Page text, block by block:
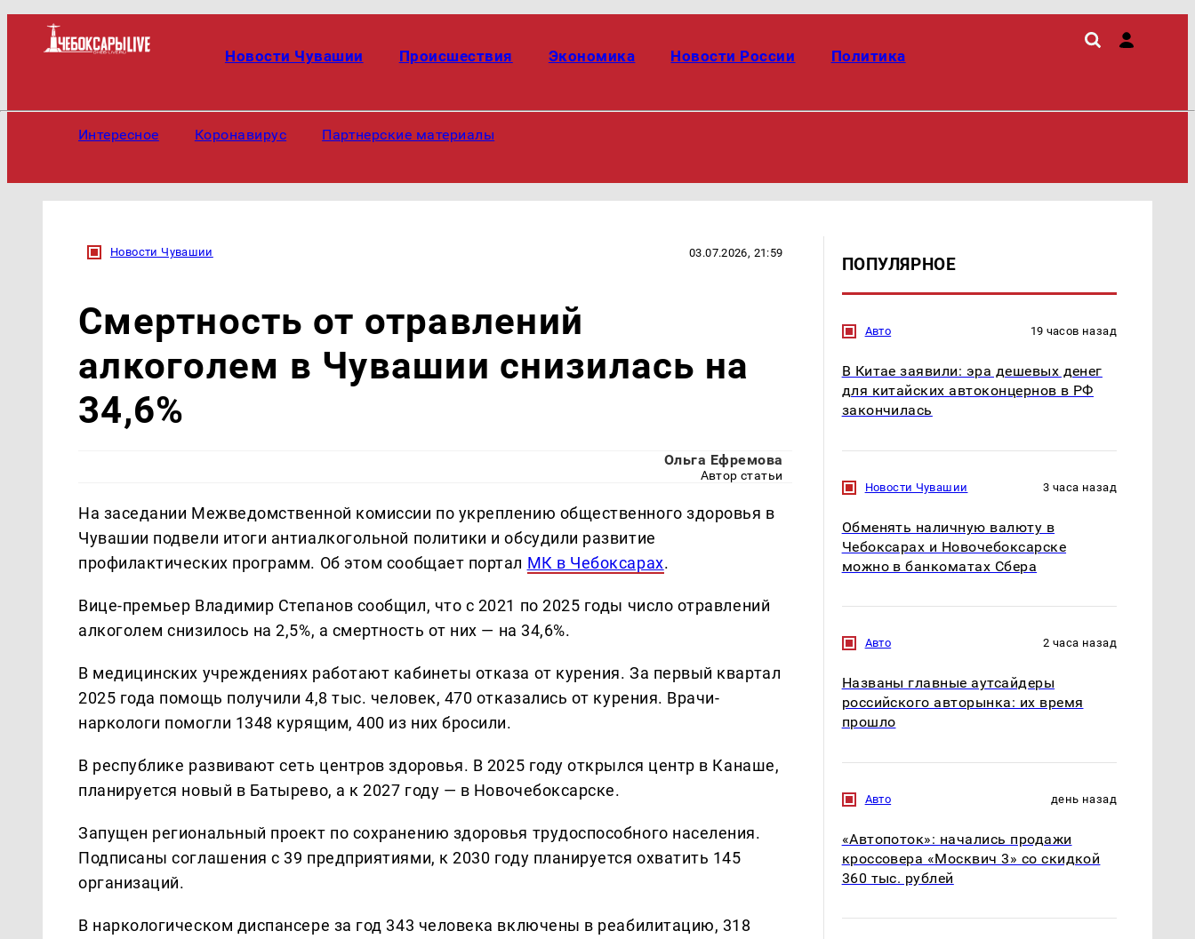
Новости Чувашии Происшествия Экономика Новости России Политика
Интересное Коронавирус Партнерские материалы
Новости Чувашии 03.07.2026, 21:59
Смертность от отравлений
алкоголем в Чувашии снизилась на
34,6%
Ольга Ефремова
Автор статьи
На заседании Межведомственной комиссии по укреплению общественного здоровья в
Чувашии подвели итоги антиалкогольной политики и обсудили развитие
профилактических программ. Об этом сообщает портал МК в Чебоксарах.
Вице-премьер Владимир Степанов сообщил, что с 2021 по 2025 годы число отравлений
алкоголем снизилось на 2,5%, а смертность от них — на 34,6%.
В медицинских учреждениях работают кабинеты отказа от курения. За первый квартал
2025 года помощь получили 4,8 тыс. человек, 470 отказались от курения. Врачи-
наркологи помогли 1348 курящим, 400 из них бросили.
В республике развивают сеть центров здоровья. В 2025 году открылся центр в Канаше,
планируется новый в Батырево, а к 2027 году — в Новочебоксарске.
Запущен региональный проект по сохранению здоровья трудоспособного населения.
Подписаны соглашения с 39 предприятиями, к 2030 году планируется охватить 145
организаций.
В наркологическом диспансере за год 343 человека включены в реабилитацию, 318
ПОПУЛЯРНОЕ
Авто 19 часов назад
В Китае заявили: эра дешевых денег
для китайских автоконцернов в РФ
закончилась
Новости Чувашии 3 часа назад
Обменять наличную валюту в
Чебоксарах и Новочебоксарске
можно в банкоматах Сбера
Авто 2 часа назад
Названы главные аутсайдеры
российского авторынка: их время
прошло
Авто день назад
«Автопоток»: начались продажи
кроссовера «Москвич 3» со скидкой
360 тыс. рублей